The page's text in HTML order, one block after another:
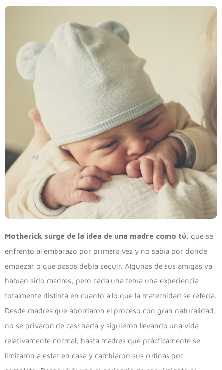
Motherick surge de la idea de una madre como tú, que se
enfrentó al embarazo por primera vez y no sabía por dónde
empezar o qué pasos debía seguir. Algunas de sus amigas ya
habían sido madres, pero cada una tenía una experiencia
totalmente distinta en cuanto a lo que la maternidad se refería.
Desde madres que abordaron el proceso con gran naturalidad,
no se privaron de casi nada y siguieron llevando una vida
relativamente normal, hasta madres que prácticamente se
limitaron a estar en casa y cambiaron sus rutinas por